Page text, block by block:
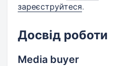
зареєструйтеся.
Досвід роботи
Media buyer